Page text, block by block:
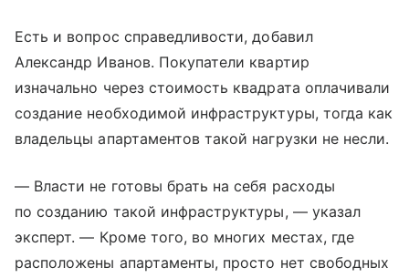
Есть и вопрос справедливости, добавил
Александр Иванов. Покупатели квартир
изначально через стоимость квадрата оплачивали
создание необходимой инфраструктуры, тогда как
владельцы апартаментов такой нагрузки не несли.
— Власти не готовы брать на себя расходы
по созданию такой инфраструктуры, — указал
эксперт. — Кроме того, во многих местах, где
расположены апартаменты, просто нет свободных